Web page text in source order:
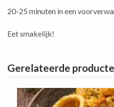
20-25 minuten in een
Eet smakelijk!
Gerelateerde